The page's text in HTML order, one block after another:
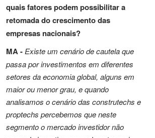
quais fatores podem possibilitar a
retomada do crescimento das
empresas nacionais?
MA - Existe um cenário de cautela que
passa por investimentos em diferentes
setores da economia global, alguns em
maior ou menor grau, e quando
analisamos o cenário das construtechs e
proptechs percebemos que neste
segmento o mercado investidor não